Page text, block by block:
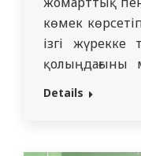
көмек
ізгі
ниетпен
Details